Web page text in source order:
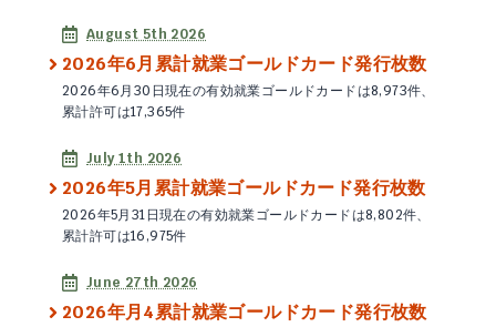
August 5th 2026
2026年6月累計就業ゴールドカード発行枚数
2026年6月30日現在の有効就業ゴールドカードは8,973件、
累計許可は17,365件
July 1th 2026
2026年5月累計就業ゴールドカード発行枚数
2026年5月31日現在の有効就業ゴールドカードは8,802件、
累計許可は16,975件
June 27th 2026
2026年月4累計就業ゴールドカード発行枚数